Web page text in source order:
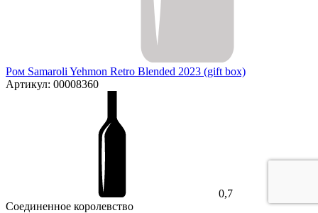
Ром Samaroli Yehmon Retro Blended 2023 (gift box)
Артикул: 00008360
0,7
Соединенное королевство